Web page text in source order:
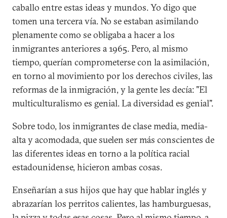
caballo entre estas ideas y mundos. Yo digo que
tomen una tercera vía. No se estaban asimilando
plenamente como se obligaba a hacer a los
inmigrantes anteriores a 1965. Pero, al mismo
tiempo, querían comprometerse con la asimilación,
en torno al movimiento por los derechos civiles, las
reformas de la inmigración, y la gente les decía: "El
multiculturalismo es genial. La diversidad es genial".
Sobre todo, los inmigrantes de clase media, media-
alta y acomodada, que suelen ser más conscientes de
las diferentes ideas en torno a la política racial
estadounidense, hicieron ambas cosas.
Enseñarían a sus hijos que hay que hablar inglés y
abrazarían los perritos calientes, las hamburguesas,